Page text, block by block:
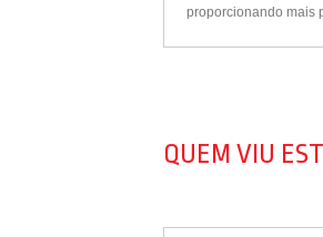
proporcionando mais
QUEM VIU